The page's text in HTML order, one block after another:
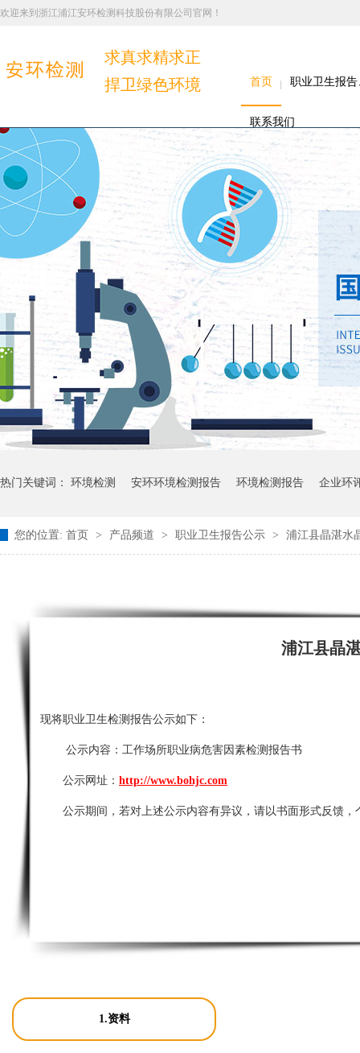
欢迎来到浙江浦江安环检测科技股份有限公司官网！
求真求精求正
捍卫绿色环境
首页 职业卫生报
联系我们
热门关键词： 环境检测 安环环境检测报告 环境检测报告 企业环
您的位置: 首页 > 产品频道 > 职业卫生报告公示 > 浦江县晶湛水
浦江县晶
现将职业卫生检测报告公示如下：
公示内容： 工作场所职业病危害因素检测报告书
公示网址： http://www.bohjc.com
公示期间，若对上述公示内容有异议，请以书面形式反馈，
1.资料